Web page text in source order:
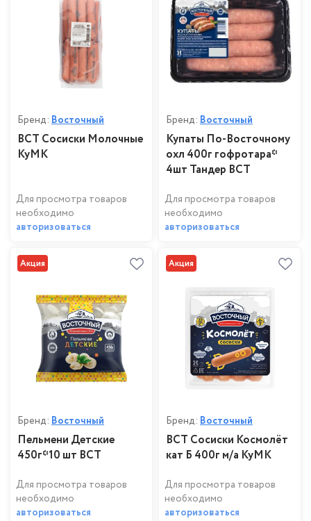
Бренд: Восточный
ВСТ Сосиски Молочные
КуМК
Для просмотра товаров
необходимо
авторизоваться
Бренд: Восточный
Купаты По-Восточному
охл 400г гофротара*
4шт Тандер ВСТ
Для просмотра товаров
необходимо
авторизоваться
Акция
Бренд: Восточный
Пельмени Детские
450г*10 шт ВСТ
Для просмотра товаров
необходимо
авторизоваться
Акция
Бренд: Восточный
ВСТ Сосиски Космолёт
кат Б 400г м/а КуМК
Для просмотра товаров
необходимо
авторизоваться